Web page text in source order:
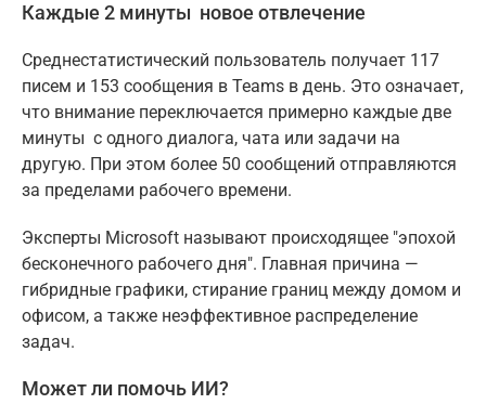
Каждые 2 минуты новое отвлечение
Среднестатистический пользователь получает 117
писем и 153 сообщения в Teams в день. Это означает,
что внимание переключается примерно каждые две
минуты с одного диалога, чата или задачи на
другую. При этом более 50 сообщений отправляются
за пределами рабочего времени.
Эксперты Microsoft называют происходящее "эпохой
бесконечного рабочего дня". Главная причина —
гибридные графики, стирание границ между домом и
офисом, а также неэффективное распределение
задач.
Может ли помочь ИИ?